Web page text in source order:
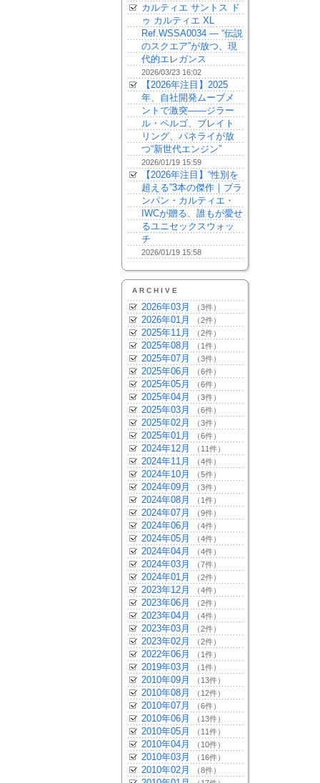
カルティエ サントス ド
ゥ カルティエ XL
Ref.WSSA0034 — “伝説
のスクエア”が放つ、現
代的エレガンス
2026/03/23 16:02
【2026年注目】2025
年、自社開発ムーブメ
ントで激突——ジラー
ル・ペルゴ、ブレイト
リング、パネライが放
つ“新世代エンジン”
2026/01/19 15:59
【2026年注目】“性別を
超える”3本の傑作｜ブラ
ンパン・カルティエ・
IWCが贈る、誰もが愛せ
るユニセックスウォッ
チ
2026/01/19 15:58
ARCHIVE
2026年03月 （3件）
2026年01月 （2件）
2025年11月 （2件）
2025年08月 （1件）
2025年07月 （3件）
2025年06月 （6件）
2025年05月 （6件）
2025年04月 （3件）
2025年03月 （6件）
2025年02月 （3件）
2025年01月 （6件）
2024年12月 （11件）
2024年11月 （4件）
2024年10月 （5件）
2024年09月 （3件）
2024年08月 （1件）
2024年07月 （9件）
2024年06月 （4件）
2024年05月 （4件）
2024年04月 （4件）
2024年03月 （7件）
2024年01月 （2件）
2023年12月 （4件）
2023年06月 （2件）
2023年04月 （4件）
2023年03月 （2件）
2023年02月 （2件）
2022年06月 （1件）
2019年03月 （1件）
2010年09月 （13件）
2010年08月 （12件）
2010年07月 （6件）
2010年06月 （13件）
2010年05月 （11件）
2010年04月 （10件）
2010年03月 （16件）
2010年02月 （8件）